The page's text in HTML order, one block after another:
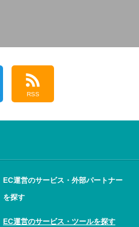
RSS
EC運営のサービス・外部パートナー
を探す
EC運営のサービス・ツールを探す